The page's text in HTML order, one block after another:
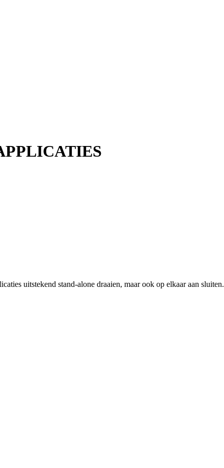
uitstekend stand-alone draaien, maar ook op elkaar aan sluiten.